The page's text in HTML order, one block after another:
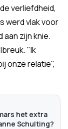
verliefdheid,
werd vlak voor
zijn knie.
"Ik
onze relatie",
het extra
Schulting?